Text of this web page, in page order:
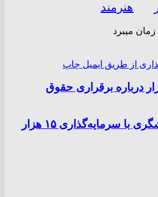
هنرمند
از طریق ایمیل چاپ
درباره برقراری حقوق
احداث تأسیسات گردشگری با سرمایه‌گذاری ۱۵ هزار